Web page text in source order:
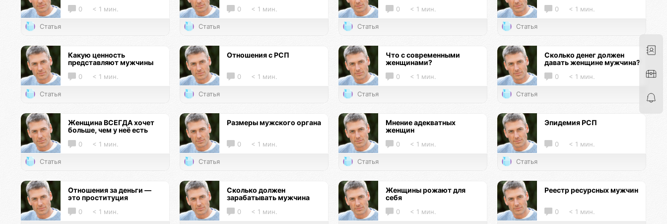
0 < 1 мин.
Статья
0 < 1 мин.
Статья
0 < 1 мин.
Статья
0 < 1 мин.
Статья
Какую ценность
представляют мужчины
0 < 1 мин.
Статья
Отношения с РСП
0 < 1 мин.
Статья
Что с современными
женщинами?
0 < 1 мин.
Статья
Сколько денег должен
давать женщине мужчина?
0 < 1 мин.
Статья
Женщина ВСЕГДА хочет
больше, чем у неё есть
0 < 1 мин.
Статья
Размеры мужского органа
0 < 1 мин.
Статья
Мнение адекватных
женщин
0 < 1 мин.
Статья
Эпидемия РСП
0 < 1 мин.
Статья
Отношения за деньги —
это проституция
0 < 1 мин.
Сколько должен
зарабатывать мужчина
0 < 1 мин.
Женщины рожают для
себя
0 < 1 мин.
Реестр ресурсных мужчин
0 < 1 мин.